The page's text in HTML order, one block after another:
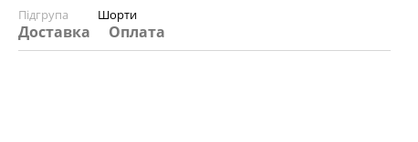
Підгрупа
Шорти
Доставка Оплата